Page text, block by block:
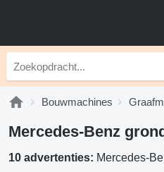
Bouwmachines
Mercedes-Benz
10 advertenties: Mercedes-